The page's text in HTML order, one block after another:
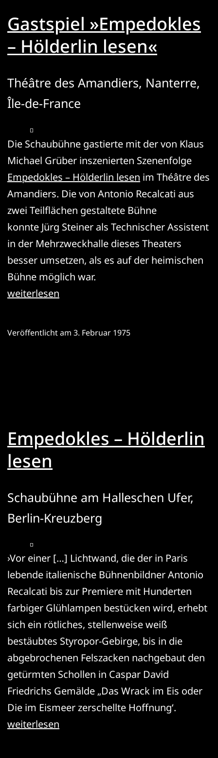
Gastspiel »Empedokles
– Hölderlin lesen«
Théâtre des Amandiers, Nanterre,
Île-de-France
Die Schaubühne gastierte mit der von Klaus
Michael Grüber inszenierten Szenenfolge
Empedokles – Hölderlin lesen im Théâtre des
Amandiers. Die von Antonio Recalcati aus
zwei Teilflächen gestaltete Bühne
konnte Jürg Steiner als Technischer Assistent
in der Mehrzweckhalle dieses Theaters
besser umsetzen, als es auf der heimischen
Bühne möglich war.
Gastspiel
weiterlesen
Veröffentlicht am 3. Februar 1975
Empedokles – Hölderlin
lesen
Schaubühne am Halleschen Ufer,
Berlin-Kreuzberg
›Vor einer […] Lichtwand, die der in Paris
lebende italienische Bühnenbildner Antonio
Recalcati bis zur Premiere mit Hunderten
farbiger Glühlampen bestücken wird, erhebt
sich ein rötliches, stellenweise weiß
bestäubtes Styropor-Gebirge, bis in die
abgebrochenen Felszacken nachgebaut den
getürmten Schollen in Caspar David
Friedrichs Gemälde „Das Wrack im Eis oder
Die im Eismeer zerschellte Hoffnung‘.
Empedokles
weiterlesen